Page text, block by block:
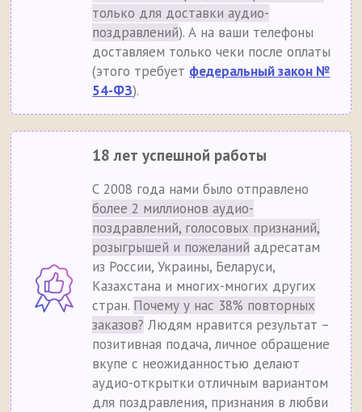
только для доставки аудио-
поздравлений). А на ваши телефоны
доставляем только чеки после оплаты
(этого требует федеральный закон №
54-ФЗ).
18 лет успешной работы
С 2008 года нами было отправлено
более 2 миллионов аудио-
поздравлений, голосовых признаний,
розыгрышей и пожеланий адресатам
из России, Украины, Беларуси,
Казахстана и многих-многих других
стран. Почему у нас 38% повторных
заказов? Людям нравится результат –
позитивная подача, личное обращение
вкупе с неожиданностью делают
аудио-открытки отличным вариантом
для поздравления, признания в любви